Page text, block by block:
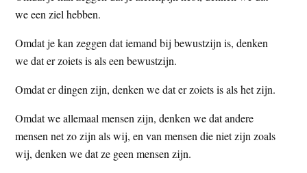
we een ziel hebben.
Omdat je kan zeggen dat iemand bij bewustzijn is, denken
we dat er zoiets is als een bewustzijn.
Omdat er dingen zijn, denken we dat er zoiets is als het zijn.
Omdat we allemaal mensen zijn, denken we dat andere
mensen net zo zijn als wij, en van mensen die niet zijn zoals
wij, denken we dat ze geen mensen zijn.